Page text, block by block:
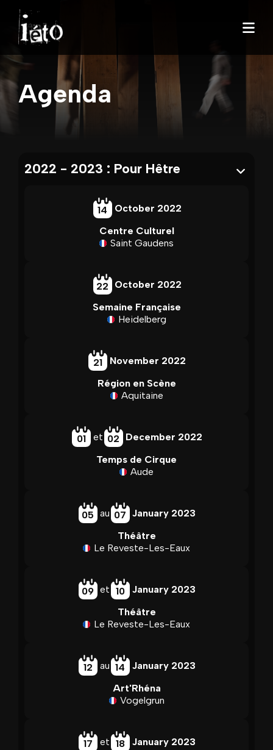
Agenda
2022 - 2023 : Pour Hêtre
14
October 2022
Centre Culturel
Saint Gaudens
22
October 2022
Semaine Française
Heidelberg
21
November 2022
Région en Scène
Aquitaine
01 et 02
December 2022
Temps de Cirque
Aude
05 au 07 January 2023
Théâtre
Le Reveste-Les-Eaux
09 et 10
January 2023
Théâtre
Le Reveste-Les-Eaux
12 au 14
January 2023
Art'Rhéna
Vogelgrun
17 et 18
January 2023